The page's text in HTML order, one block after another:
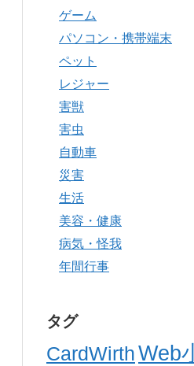
ゲーム
パソコン・携帯端末
ペット
レジャー
害獣
害虫
自動車
災害
生活
美容・健康
病気・怪我
年間行事
タグ
CardWirthWeb